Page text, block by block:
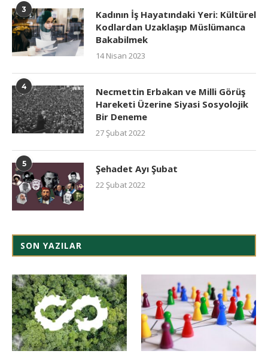
3
Kadının İş Hayatındaki Yeri: Kültürel
Kodlardan Uzaklaşıp Müslümanca
Bakabilmek
14 Nisan 2023
4
Necmettin Erbakan ve Milli Görüş
Hareketi Üzerine Siyasi Sosyolojik
Bir Deneme
27 Şubat 2022
5 Şehadet Ayı Şubat
22 Şubat 2022
SON YAZILAR